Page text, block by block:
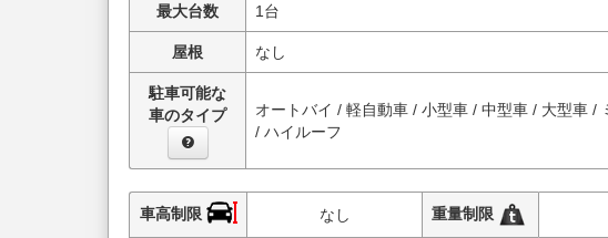
最大台数 1台
屋根 なし
駐車可能な
車のタイプ
オートバイ / 軽自動車 / 小型車 / 中型車 / 大型車 /
/ ハイルーフ
車高制限 なし 重量制限